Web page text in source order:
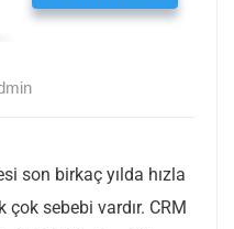
son birkaç yılda hızla
sebebi vardır. CRM